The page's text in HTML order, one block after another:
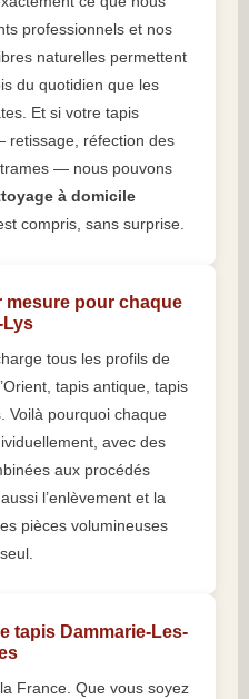
professionnels et nos
naturelles permettent
du quotidien que les
Et si votre tapis
retissage, réfection des
— nous pouvons
à domicile
compris, sans surprise.
mesure pour chaque
Lys
tous les profils de
tapis antique, tapis
Voilà pourquoi chaque
avec des
aux procédés
l’enlèvement et la
pièces volumineuses
tapis Dammarie-Les-
France. Que vous soyez